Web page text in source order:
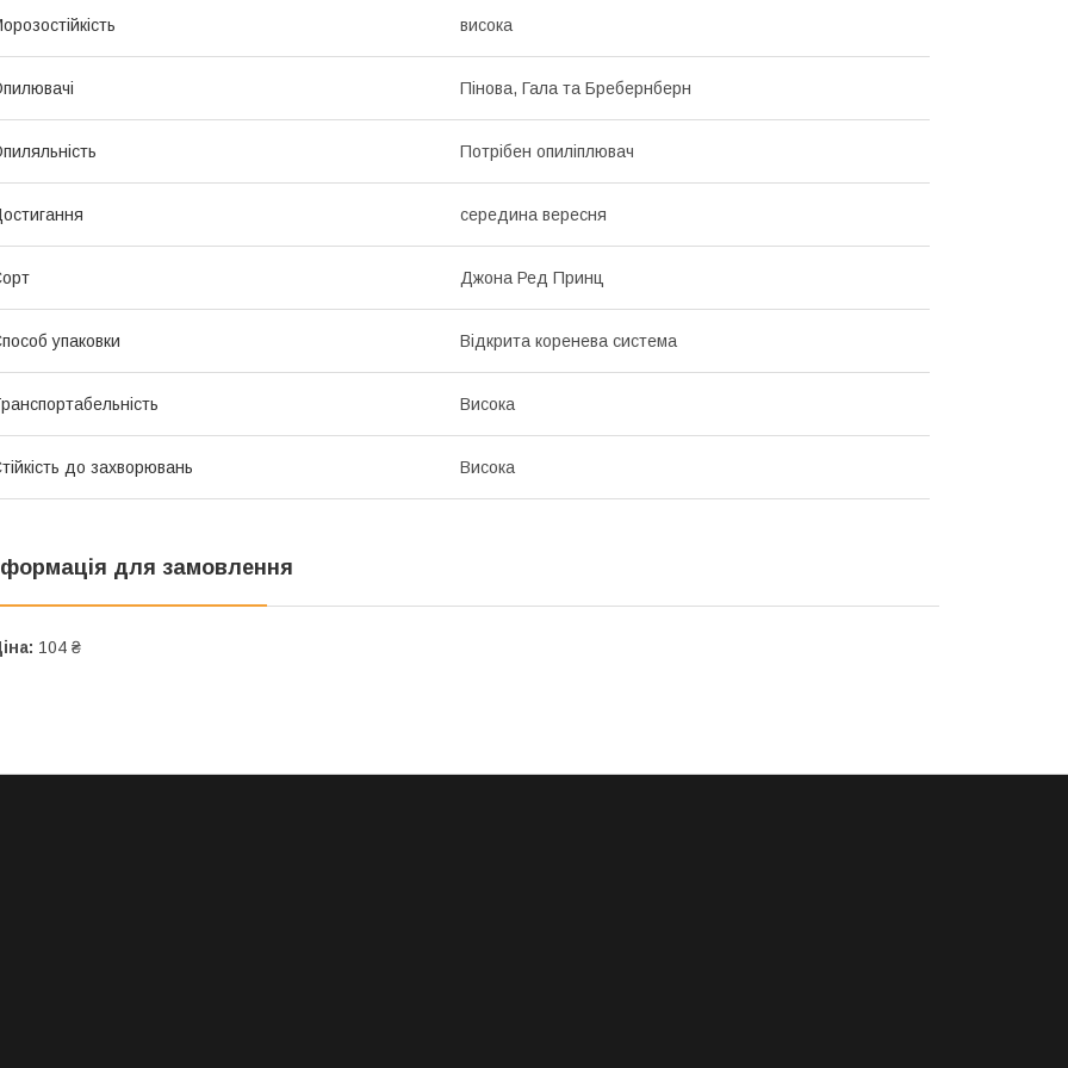
висока
Пінова, Гала та Бребернберн
Потрібен опиліплювач
середина вересня
Джона Ред Принц
упаковки Відкрита коренева система
Висока
до захворювань Висока
для замовлення
104 ₴